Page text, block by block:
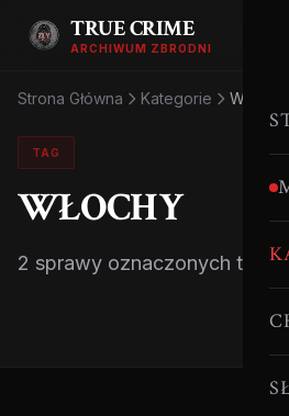
TRUE CRIME
ARCHIWUM ZBRODNI
Strona Główna Kategorie Włochy
TAG
WŁOCHY
2 sprawy oznaczonych tym